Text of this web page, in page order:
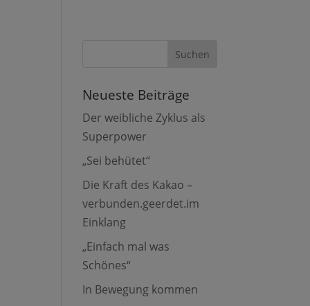
Neueste Beiträge
Der weibliche Zyklus als
Superpower
„Sei behütet“
Die Kraft des Kakao –
verbunden.geerdet.im
Einklang
„Einfach mal was
Schönes“
In Bewegung kommen